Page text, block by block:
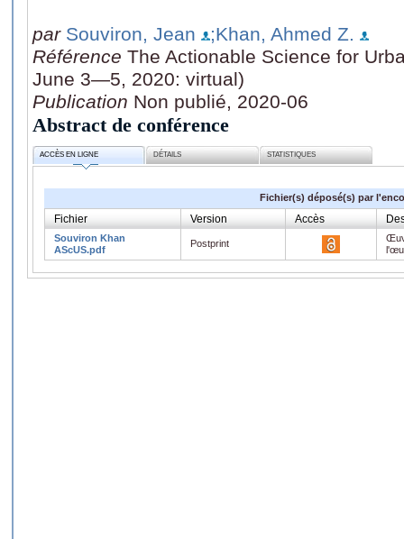
par Souviron, Jean
;Khan, Ahmed Z.
Référence The Actionable Science for
June 3—5, 2020: virtual)
Publication Non publié, 2020-06
Abstract de conférence
ACCÈS EN LIGNE DÉTAILS STATISTIQUES
Fichier(s) déposé(s) par
Fichier Version Accès
Souviron Khan
AScUS.pdf
Postprint